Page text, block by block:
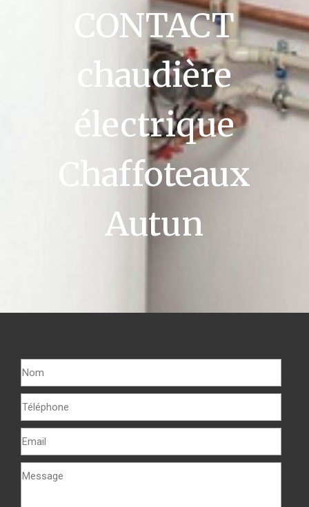
CONTACT
chaudière
électrique
Chaffoteaux
Autun